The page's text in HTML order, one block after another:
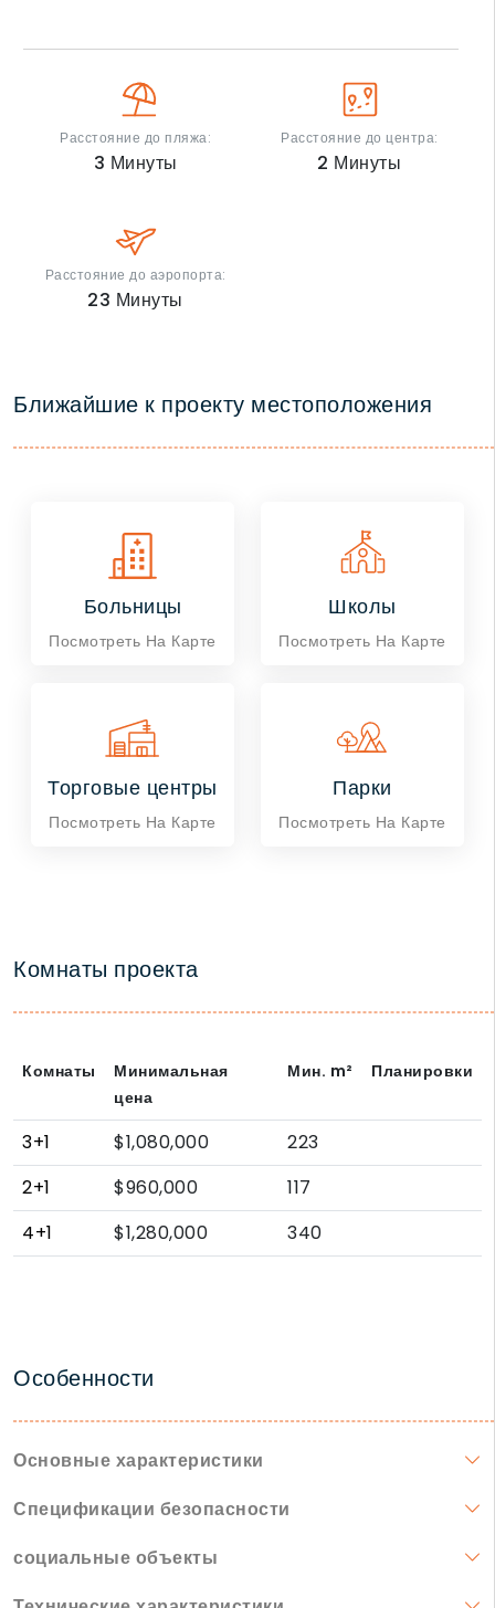
Расстояние до пляжа:
3 Минуты
Расстояние до центра:
2 Минуты
Расстояние до аэропорта:
23 Минуты
Ближайшие к проекту местоположения
Больницы
Посмотреть На Карте
Школы
Посмотреть На Карте
Торговые центры
Посмотреть На Карте
Парки
Посмотреть На Карте
Комнаты проекта
Комнаты
Минимальная
цена
Мин. m² Планировки
3+1 $1,080,000
223
2+1
$960,000
117
4+1
$1,280,000 340
Особенности
Основные характеристики
Спецификации безопасности
социальные объекты